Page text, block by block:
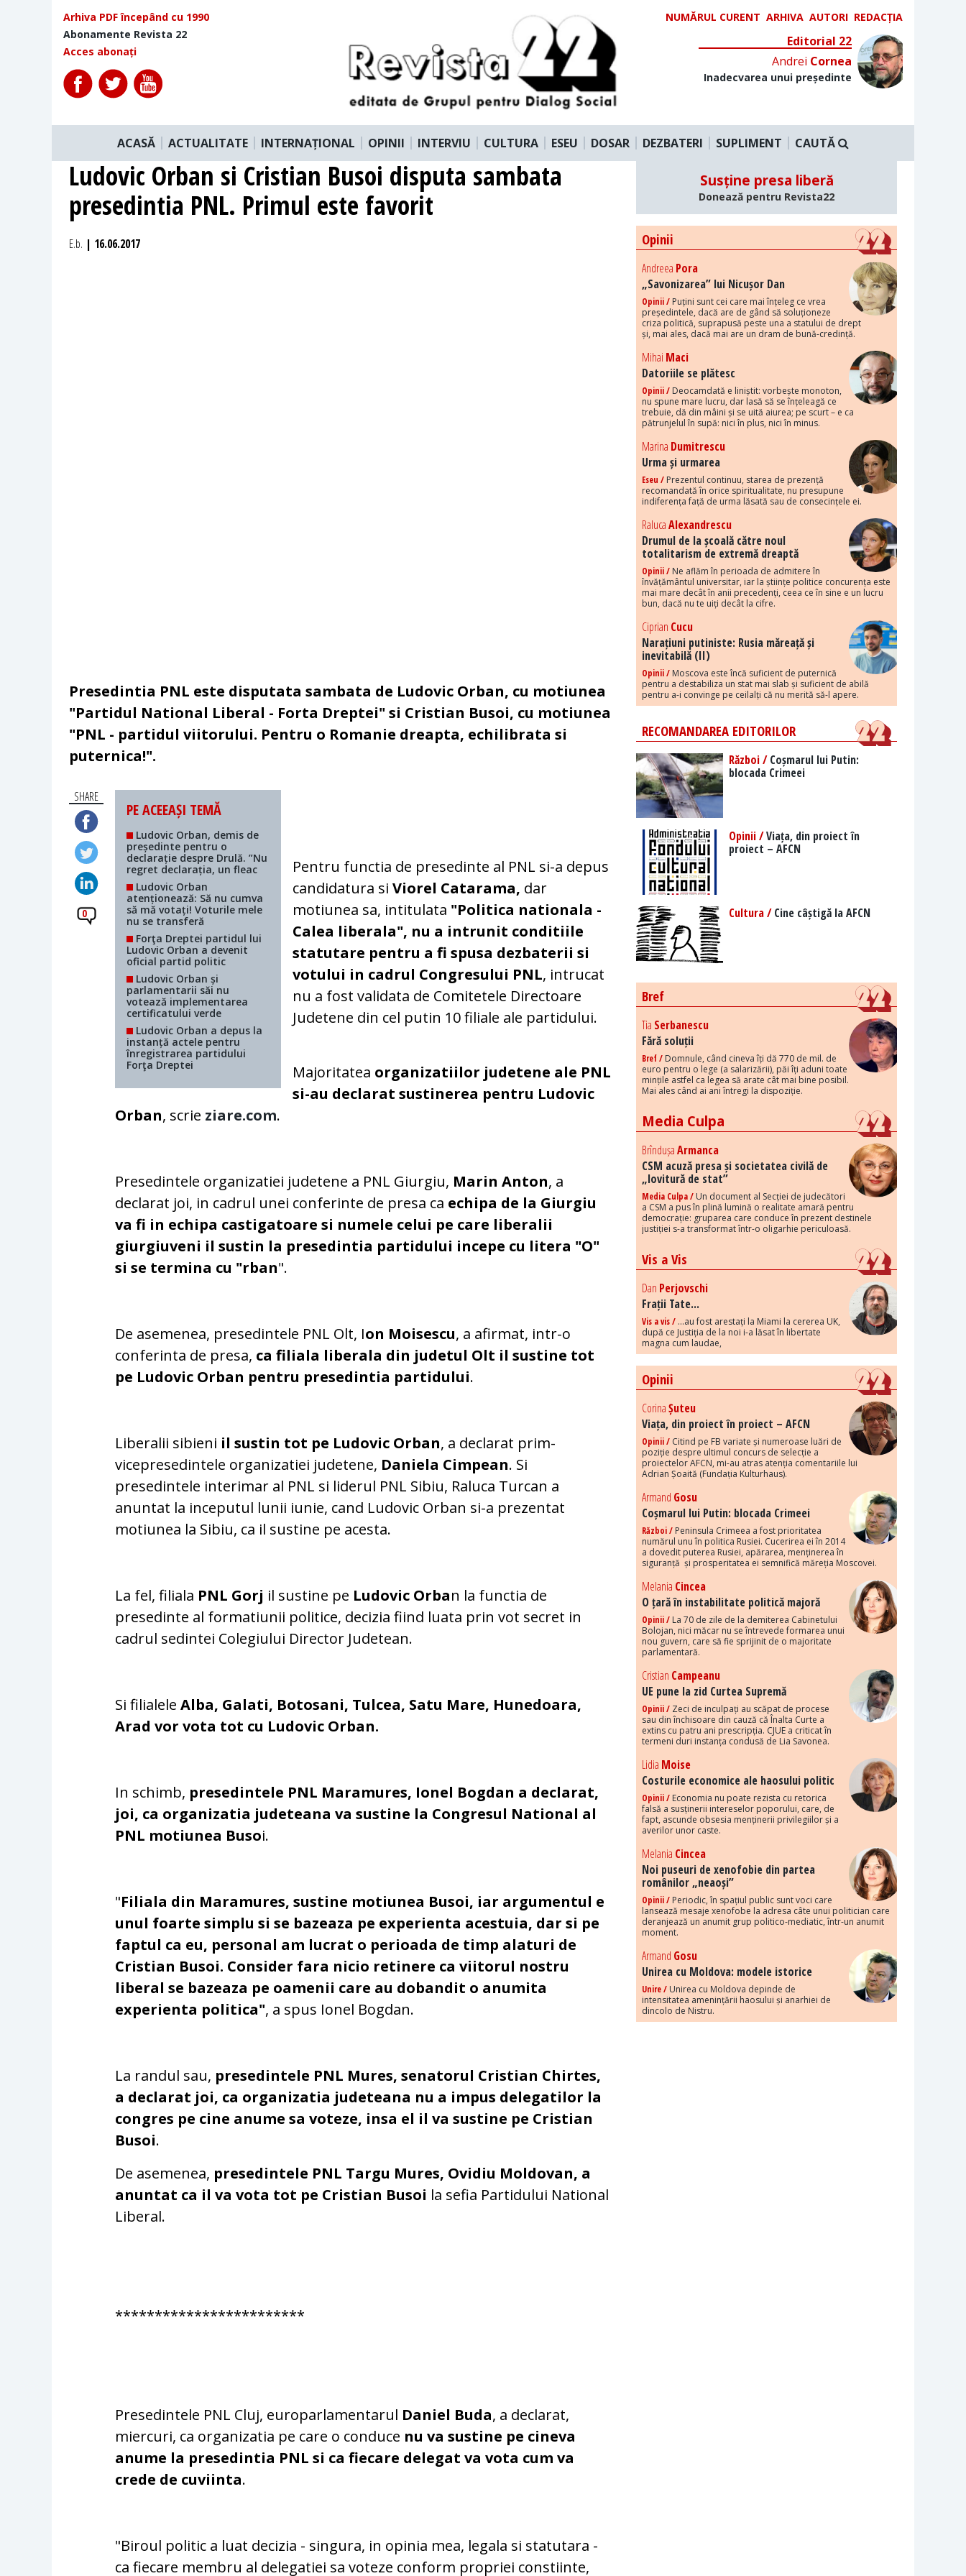
Arhiva PDF începând cu 1990
Abonamente Revista 22
Acces abonați
NUMĂRUL CURENT ARHIVA AUTORI REDACȚIA
Editorial 22
Andrei Cornea
Inadecvarea unui președinte
ACASĂ ACTUALITATE INTERNAȚIONAL OPINII INTERVIU CULTURA ESEU DOSAR DEZBATERI SUPLIMENT CAUTĂ
Ludovic Orban si Cristian Busoi disputa sambata
presedintia PNL. Primul este favorit
E.b. | 16.06.2017
Presedintia PNL este disputata sambata de Ludovic Orban, cu motiunea
"Partidul National Liberal - Forta Dreptei" si Cristian Busoi, cu motiunea
"PNL - partidul viitorului. Pentru o Romanie dreapta, echilibrata si
puternica!".
SHARE
0
PE ACEEAȘI TEMĂ
Ludovic Orban, demis de
președinte pentru o
declarație despre Drulă. ”Nu
regret declarația, un fleac
Ludovic Orban
atenționează: Să nu cumva
să mă votați! Voturile mele
nu se transferă
Forţa Dreptei partidul lui
Ludovic Orban a devenit
oficial partid politic
Ludovic Orban și
parlamentarii săi nu
votează implementarea
certificatului verde
Ludovic Orban a depus la
instanță actele pentru
înregistrarea partidului
Forţa Dreptei
Pentru functia de presedinte al PNL si-a depus
candidatura si Viorel Catarama, dar
motiunea sa, intitulata "Politica nationala -
Calea liberala", nu a intrunit conditiile
statutare pentru a fi spusa dezbaterii si
votului in cadrul Congresului PNL, intrucat
nu a fost validata de Comitetele Directoare
Judetene din cel putin 10 filiale ale partidului.
Majoritatea organizatiilor judetene ale PNL
si-au declarat sustinerea pentru Ludovic
Orban, scrie ziare.com.
Presedintele organizatiei judetene a PNL Giurgiu, Marin Anton, a
declarat joi, in cadrul unei conferinte de presa ca echipa de la Giurgiu
va fi in echipa castigatoare si numele celui pe care liberalii
giurgiuveni il sustin la presedintia partidului incepe cu litera "O"
si se termina cu "rban".
De asemenea, presedintele PNL Olt, Ion Moisescu, a afirmat, intr-o
conferinta de presa, ca filiala liberala din judetul Olt il sustine tot
pe Ludovic Orban pentru presedintia partidului.
Liberalii sibieni il sustin tot pe Ludovic Orban, a declarat prim-
vicepresedintele organizatiei judetene, Daniela Cimpean. Si
presedintele interimar al PNL si liderul PNL Sibiu, Raluca Turcan a
anuntat la inceputul lunii iunie, cand Ludovic Orban si-a prezentat
motiunea la Sibiu, ca il sustine pe acesta.
La fel, filiala PNL Gorj il sustine pe Ludovic Orban la functia de
presedinte al formatiunii politice, decizia fiind luata prin vot secret in
cadrul sedintei Colegiului Director Judetean.
Si filialele Alba, Galati, Botosani, Tulcea, Satu Mare, Hunedoara,
Arad vor vota tot cu Ludovic Orban.
In schimb, presedintele PNL Maramures, Ionel Bogdan a declarat,
joi, ca organizatia judeteana va sustine la Congresul National al
PNL motiunea Busoi.
"Filiala din Maramures, sustine motiunea Busoi, iar argumentul e
unul foarte simplu si se bazeaza pe experienta acestuia, dar si pe
faptul ca eu, personal am lucrat o perioada de timp alaturi de
Cristian Busoi. Consider fara nicio retinere ca viitorul nostru
liberal se bazeaza pe oamenii care au dobandit o anumita
experienta politica", a spus Ionel Bogdan.
La randul sau, presedintele PNL Mures, senatorul Cristian Chirtes,
a declarat joi, ca organizatia judeteana nu a impus delegatilor la
congres pe cine anume sa voteze, insa el il va sustine pe Cristian
Busoi.
De asemenea, presedintele PNL Targu Mures, Ovidiu Moldovan, a
anuntat ca il va vota tot pe Cristian Busoi la sefia Partidului National
Liberal.
************************
Presedintele PNL Cluj, europarlamentarul Daniel Buda, a declarat,
miercuri, ca organizatia pe care o conduce nu va sustine pe cineva
anume la presedintia PNL si ca fiecare delegat va vota cum va
crede de cuviinta.
"Biroul politic a luat decizia - singura, in opinia mea, legala si statutara -
ca fiecare membru al delegatiei sa voteze conform propriei constiinte,
Susține presa liberă
Donează pentru Revista22
Opinii
Andreea Pora
„Savonizarea” lui Nicușor Dan
Opinii / Puțini sunt cei care mai înțeleg ce vrea
președintele, dacă are de gând să soluționeze
criza politică, suprapusă peste una a statului de drept
și, mai ales, dacă mai are un dram de bună-credință.
Mihai Maci
Datoriile se plătesc
Opinii / Deocamdată e liniștit: vorbește monoton,
nu spune mare lucru, dar lasă să se înțeleagă ce
trebuie, dă din mâini și se uită aiurea; pe scurt – e ca
pătrunjelul în supă: nici în plus, nici în minus.
Marina Dumitrescu
Urma și urmarea
Eseu / Prezentul continuu, starea de prezență
recomandată în orice spiritualitate, nu presupune
indiferența față de urma lăsată sau de consecințele ei.
RalucaAlexandrescu
Drumul de la școală către noul
totalitarism de extremă dreaptă
Opinii / Ne aflăm în perioada de admitere în
învățământul universitar, iar la științe politice concurența este
mai mare decât în anii precedenți, ceea ce în sine e un lucru
bun, dacă nu te uiți decât la cifre.
Ciprian Cucu
Narațiuni putiniste: Rusia măreață și
inevitabilă (II)
Opinii / Moscova este încă suficient de puternică
pentru a destabiliza un stat mai slab și suficient de abilă
pentru a-i convinge pe ceilalți că nu merită să-l apere.
RECOMANDAREA EDITORILOR
Război /Coșmarul lui Putin:
blocada Crimeei
Opinii /Viața, din proiect în
proiect – AFCN
Cultura /Cine câștigă la AFCN
Bref
Tia Serbanescu
Fără soluții
Bref / Domnule, când cineva îți dă 770 de mil. de
euro pentru o lege (a salarizării), păi îți aduni toate
mințile astfel ca legea să arate cât mai bine posibil.
Mai ales când ai ani întregi la dispoziție.
Media Culpa
BrîndușaArmanca
CSM acuză presa și societatea civilă de
„lovitură de stat”
Media Culpa / Un document al Secției de judecători
a CSM a pus în plină lumină o realitate amară pentru
democrație: gruparea care conduce în prezent destinele
justiției s-a transformat într-o oligarhie periculoasă.
Vis a Vis
Dan Perjovschi
Frații Tate...
Vis a vis / ...au fost arestați la Miami la cererea UK,
după ce Justiția de la noi i-a lăsat în libertate
magna cum laudae,
Opinii
CorinaȘuteu
Viața, din proiect în proiect – AFCN
Opinii / Citind pe FB variate și numeroase luări de
poziție despre ultimul concurs de selecție a
proiectelor AFCN, mi-au atras atenția comentariile lui
Adrian Șoaită (Fundația Kulturhaus).
Armand Gosu
Coșmarul lui Putin: blocada Crimeei
Război / Peninsula Crimeea a fost prioritatea
numărul unu în politica Rusiei. Cucerirea ei în 2014
a dovedit puterea Rusiei, apărarea, menținerea în
siguranță și prosperitatea ei semnifică măreția Moscovei.
Melania Cincea
O țară în instabilitate politică majoră
Opinii / La 70 de zile de la demiterea Cabinetului
Bolojan, nici măcar nu se întrevede formarea unui
nou guvern, care să fie sprijinit de o majoritate
parlamentară.
Cristian Campeanu
UE pune la zid Curtea Supremă
Opinii / Zeci de inculpați au scăpat de procese
sau din închisoare din cauză că Înalta Curte a
extins cu patru ani prescripția. CJUE a criticat în
termeni duri instanța condusă de Lia Savonea.
Lidia Moise
Costurile economice ale haosului politic
Opinii / Economia nu poate rezista cu retorica
falsă a susținerii intereselor poporului, care, de
fapt, ascunde obsesia menținerii privilegiilor și a
averilor unor caste.
Melania Cincea
Noi puseuri de xenofobie din partea
românilor „neaoși”
Opinii / Periodic, în spațiul public sunt voci care
lansează mesaje xenofobe la adresa câte unui politician care
deranjează un anumit grup politico-mediatic, într-un anumit
moment.
Armand Gosu
Unirea cu Moldova: modele istorice
Unire / Unirea cu Moldova depinde de
intensitatea amenințării haosului și anarhiei de
dincolo de Nistru.